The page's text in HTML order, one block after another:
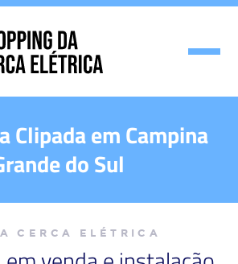
Clipada em Campina
do Sul
CERCA ELÉTRICA